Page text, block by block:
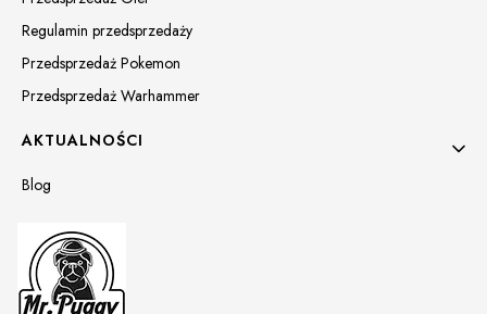
Regulamin przedsprzedaży
Przedsprzedaż Pokemon
Przedsprzedaż Warhammer
AKTUALNOŚCI
Blog